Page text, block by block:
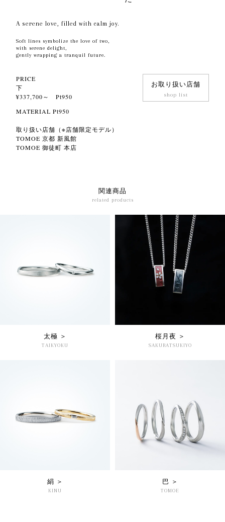
A serene love, filled with calm joy.
Soft lines symbolize the love of two,
with serene delight,
gently wrapping a tranquil future.
PRICE
下
¥337,700～ Pt950
MATERIAL Pt950
取り扱い店舗（※店舗限定モデル）
TOMOE 京都 新風館
TOMOE 御徒町 本店
お取り扱い店舗
shop list
関連商品
related products
太極 ＞
TAIKYOKU
桜月夜 ＞
SAKURATSUKIYO
絹 ＞
KINU
巴 ＞
TOMOE